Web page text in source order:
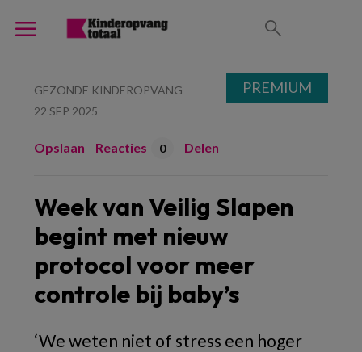
GEZONDE KINDEROPVANG
22 SEP 2025
Opslaan Reacties 0 Delen
Week van Veilig Slapen
begint met nieuw
protocol voor meer
controle bij baby’s
‘We weten niet of stress een hoger
PREMIUM